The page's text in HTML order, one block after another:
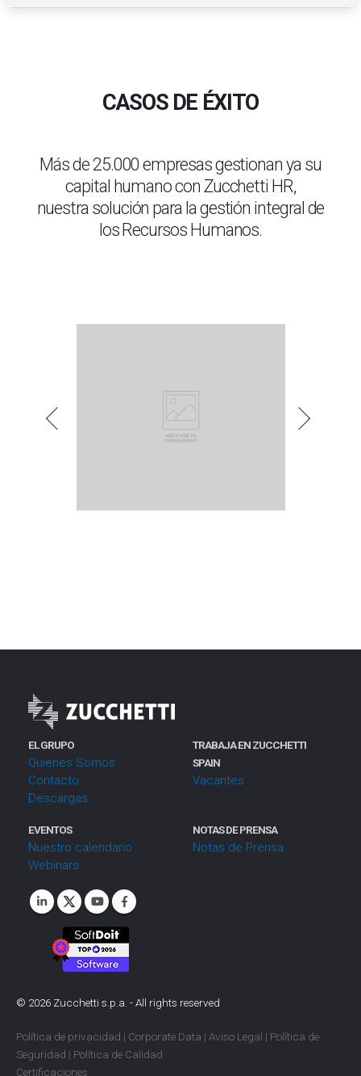
CASOS DE ÉXITO
Más de 25.000 empresas gestionan ya su
capital humano con Zucchetti HR,
nuestra solución para la gestión integral de
los Recursos Humanos.
EL GRUPO
Quienes Somos
Contacto
Descargas
TRABAJA EN ZUCCHETTI
SPAIN
Vacantes
EVENTOS
Nuestro calendario
Webinars
NOTAS DE PRENSA
Notas de Prensa
© 2026 Zucchetti s.p.a. - All rights reserved
Política de privacidad | Corporate Data | Aviso Legal | Política de
Seguridad | Política de Calidad
Certificaciones